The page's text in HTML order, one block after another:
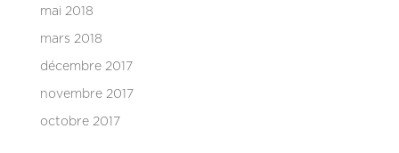
mai 2018
mars 2018
décembre 2017
novembre 2017
octobre 2017